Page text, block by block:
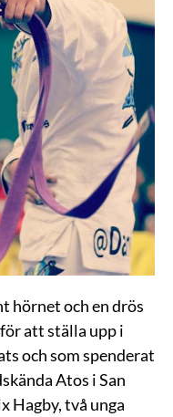
hörnet och en drös
att ställa upp i
och som spenderat
Atos i San
Hagby, två unga